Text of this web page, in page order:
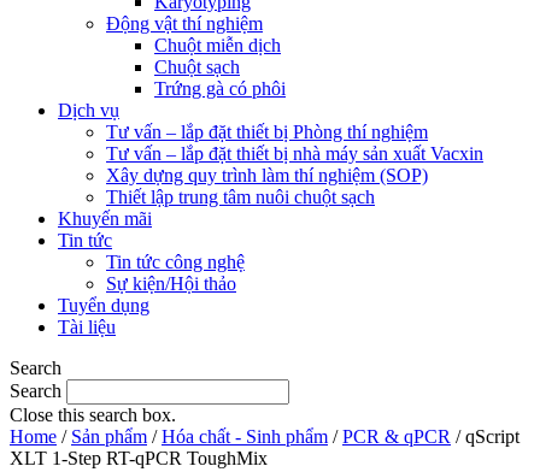
Động vật thí nghiệm
Chuột miễn dịch
Chuột sạch
Trứng gà có phôi
Dịch vụ
Tư vấn – lắp đặt thiết bị Phòng thí nghiệm
Tư vấn – lắp đặt thiết bị nhà máy sản xuất Vacxin
Xây dựng quy trình làm thí nghiệm (SOP)
Thiết lập trung tâm nuôi chuột sạch
Khuyến mãi
Tin tức
Tin tức công nghệ
Sự kiện/Hội thảo
Tuyển dụng
Tài liệu
Search
Search
Close this search box.
Home / Sản phẩm /Hóa chất - Sinh phẩm /PCR & qPCR / qScript
XLT 1-Step RT-qPCR ToughMix